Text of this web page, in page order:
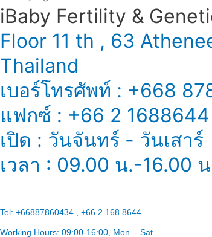
查？
iBaby Fertility &
Floor 11 th , 63
Thailand
เบอร์โทรศัพท์ : +668
แฟกซ์ : +66 2 1688644
เปิด : วันจันทร์ - วันเสาร์
เวลา : 09.00 น.-16.00
Tel: +66887860434 , +66 2 168 8644
Working Hours: 09:00-16:00 , Mon. - Sat.